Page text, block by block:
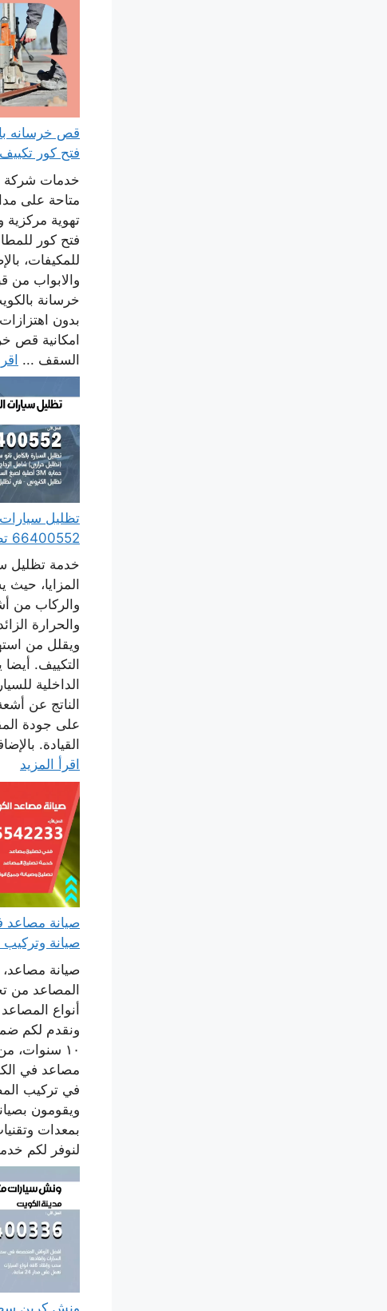
فتح كور تكييف
خدمات شركة
تهوية مركزية
فتح كور
للمكيفات،
والابواب
خرسانة
بدون
امكانية قص
السقف ...
تظليل
66400552 تظليل سيارة عازل حراري
خدمة تظليل
المزايا،
والركاب من
والحرارة
ويقلل من
التكييف.
الداخلية
الناتج عن
على جودة
القيادة.
اقرأ المزيد
صيانة وتركيب
صيانة
المصاعد من
أنواع المصاعد
ونقدم لكم
١٠ سنوات،
مصاعد في
في تركيب
ويقومون
بمعدات
لنوفر لكم
ونش كرين